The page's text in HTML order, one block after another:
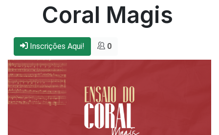
Coral Magis
Inscrições Aqui! 0